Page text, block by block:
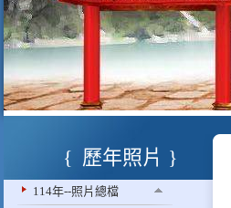
歷年照片
114年--照片總檔